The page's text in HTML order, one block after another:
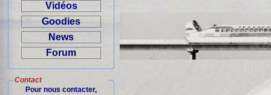
Vidéos
Goodies
News
Forum
Contact
Pour nous contacter,